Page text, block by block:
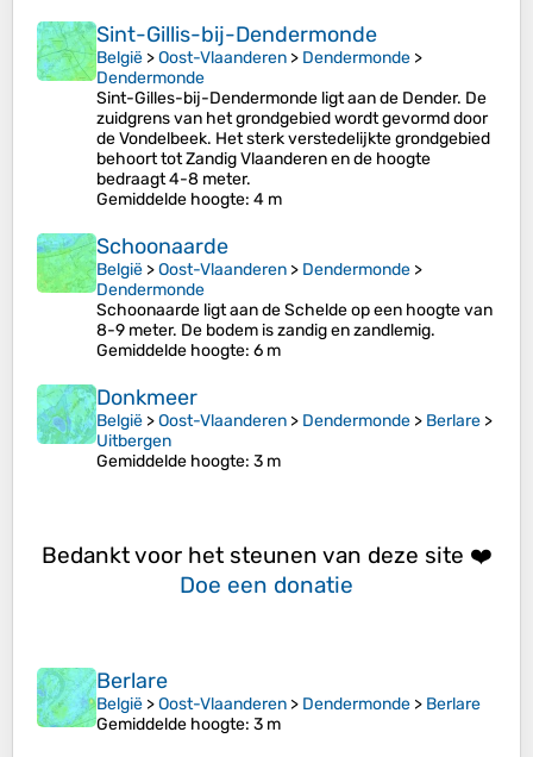
Sint-Gillis-bij-Dendermonde
België >Oost-Vlaanderen > Dendermonde >
Dendermonde
Sint-Gilles-bij-Dendermonde ligt aan de Dender. De
zuidgrens van het grondgebied wordt gevormd door
de Vondelbeek. Het sterk verstedelijkte grondgebied
behoort tot Zandig Vlaanderen en de hoogte
bedraagt 4-8 meter.
Gemiddelde hoogte: 4 m
Schoonaarde
België >Oost-Vlaanderen > Dendermonde >
Dendermonde
Schoonaarde ligt aan de Schelde op een hoogte van
8-9 meter. De bodem is zandig en zandlemig.
Gemiddelde hoogte: 6 m
Donkmeer
België >Oost-Vlaanderen > Dendermonde > Berlare >
Uitbergen
Gemiddelde hoogte: 3 m
Bedankt voor het steunen van deze site ❤️
Doe een donatie
Berlare
België >Oost-Vlaanderen > Dendermonde > Berlare
Gemiddelde hoogte: 3 m